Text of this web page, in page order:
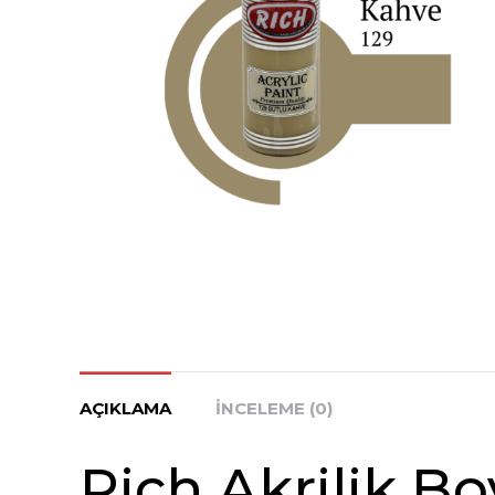
AÇIKLAMA İNCELEME (0)